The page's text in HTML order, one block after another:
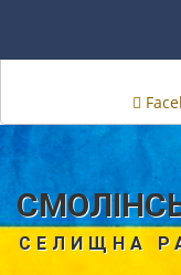
СЕЛИЩНА